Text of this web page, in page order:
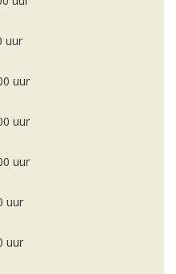
uur
uur
uur
uur
uur
uur